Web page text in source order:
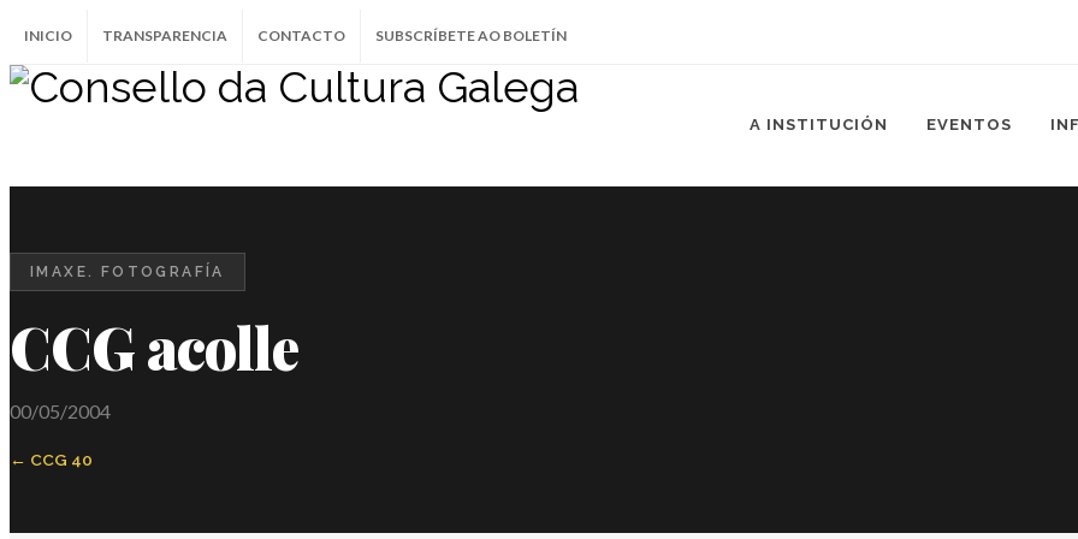
INICIO TRANSPARENCIA CONTACTO SUBSCRÍBETE AO BOLETÍN
A INSTITUCIÓN EVENTOS
IMAXE. FOTOGRAFÍA
CCG acolle
00/05/2004
CCG 40